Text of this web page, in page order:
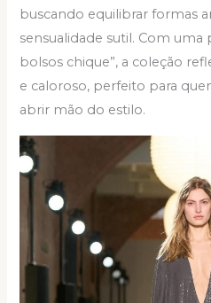
buscando equilibrar formas
sensualidade sutil. Com uma
bolsos chique”, a coleção
e caloroso, perfeito para
abrir mão do estilo.